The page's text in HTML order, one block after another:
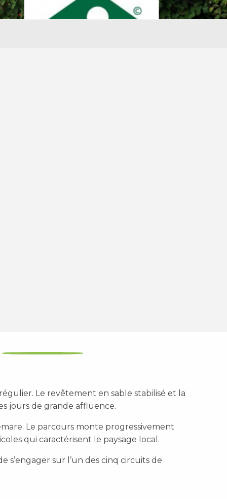
Le revêtement en sable stabilisé et la
jours de grande affluence.
Le parcours monte progressivement
qui caractérisent le paysage local.
s’engager sur l’un des cinq circuits de